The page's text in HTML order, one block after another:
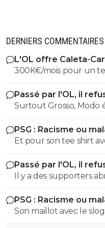
DERNIERS COMMENTAIRES
L'OL offre Caleta-
300K€/mois pour un
dans la merde.
Passé par l'OL, il
Surtout Grosso, Modo
PSG : Racisme ou
Et pour son tee shirt
Je parle pas du
comme toi faut les
elle etait pas
fine expertise de
Passé par l'OL, il
Il y a des supporters
pierres sur un bus,
d'autres font des
encore attaques des
qu'ils reçoivent,
PSG : Racisme ou
Son maillot avec le
benêt va.. cetait pas